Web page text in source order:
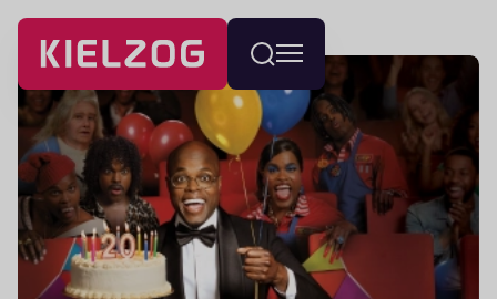
Navigatie
overslaan
Wissel
menu